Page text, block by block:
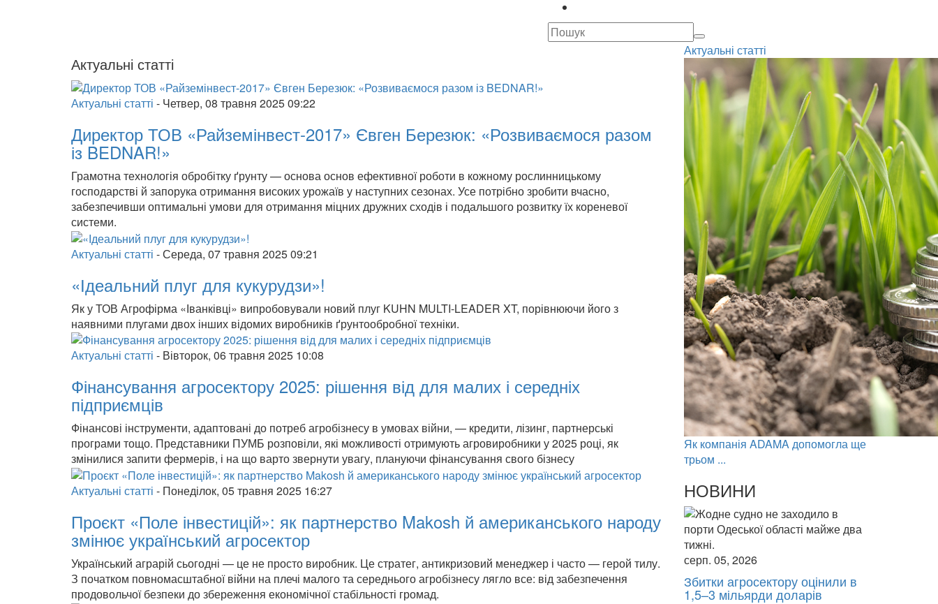
Актуальні статті
Актуальні статті - Четвер, 08 травня 2025 09:22
Директор ТОВ «Райземінвест-2017» Євген Березюк: «Розвиваємося разом
із BEDNAR!»
Грамотна технологія обробітку ґрунту — основа основ ефективної роботи в кожному рослинницькому
господарстві й запорука отримання високих урожаїв у наступних сезонах. Усе потрібно зробити вчасно,
забезпечивши оптимальні умови для отримання міцних дружних сходів і подальшого розвитку їх кореневої
системи.
Актуальні статті -Середа, 07 травня 2025 09:21
«Ідеальний плуг для кукурудзи»!
Як у ТОВ Агрофірма «Іванківці» випробовували новий плуг KUHN MULTI-LEADER XT, порівнюючи його з
наявними плугами двох інших відомих виробників ґрунтообробної техніки.
Актуальні статті - Вівторок, 06 травня 2025 10:08
Фінансування агросектору 2025: рішення від для малих і середніх
підприємців
Фінансові інструменти, адаптовані до потреб агробізнесу в умовах війни, — кредити, лізинг, партнерські
програми тощо. Представники ПУМБ розповіли, які можливості отримують агровиробники у 2025 році, як
змінилися запити фермерів, і на що варто звернути увагу, плануючи фінансування свого бізнесу
Актуальні статті - Понеділок, 05 травня 2025 16:27
Проєкт «Поле інвестицій»: як партнерство Makosh й американського народу
змінює український агросектор
Український аграрій сьогодні — це не просто виробник. Це стратег, антикризовий менеджер і часто — герой тилу.
З початком повномасштабної війни на плечі малого та середнього агробізнесу лягло все: від забезпечення
продовольчої безпеки до збереження економічної стабільності громад.
Актуальні статті
Як компанія ADAMA допомогла ще
трьом ...
НОВИНИ
серп. 05, 2026
Збитки агросектору оцінили в
1,5–3 мільярди доларів